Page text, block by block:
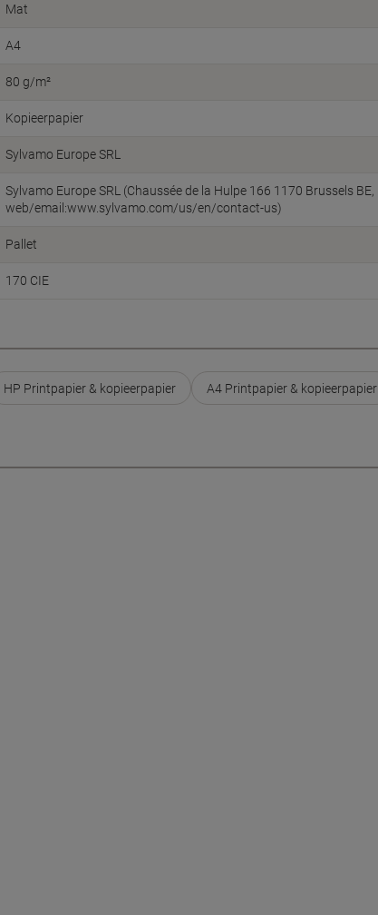
Mat
A4
80 g/m²
Kopieerpapier
Sylvamo Europe SRL
Sylvamo Europe SRL (Chaussée de la Hulpe 166 1170 Brussels BE,
web/email:www.sylvamo.com/us/en/contact-us)
Pallet
170 CIE
HP Printpapier & kopieerpapier A4 Printpapier & kopieerpapier